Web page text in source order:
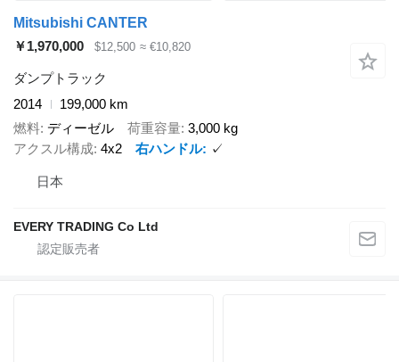
Mitsubishi CANTER
￥1,970,000
$12,500 ≈ €10,820
ダンプトラック
2014
199,000 km
燃料 ディーゼル 荷重容量 3,000 kg
アクスル構成 4x2 右ハンドル ✓
日本
EVERY TRADING Co Ltd